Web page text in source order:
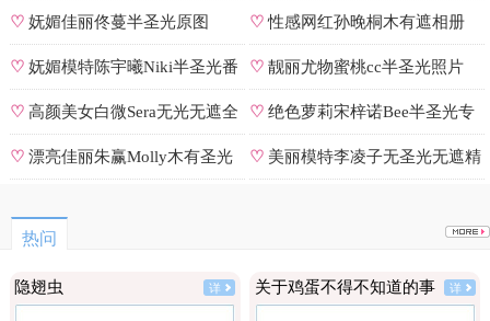
遮罩私拍
♡妩媚佳丽佟蔓半圣光原图 ♡性感网红孙晚桐木有遮相册
♡妩媚模特陈宇曦Niki半圣光番
号
♡ 靓丽尤物蜜桃cc半圣光照片
♡高颜美女白微Sera无光无遮全
集
♡ 绝色萝莉宋梓诺Bee半圣光专
辑
♡漂亮佳丽朱赢Molly木有圣光 ♡ 美丽模特李凌子无圣光无遮精
热问
隐翅虫 详 关于鸡蛋不得不知道的事 详